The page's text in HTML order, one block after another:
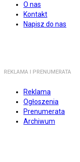
O nas
Kontakt
Napisz do nas
REKLAMA I PRENUMERATA
Reklama
Ogłoszenia
Prenumerata
Archiwum